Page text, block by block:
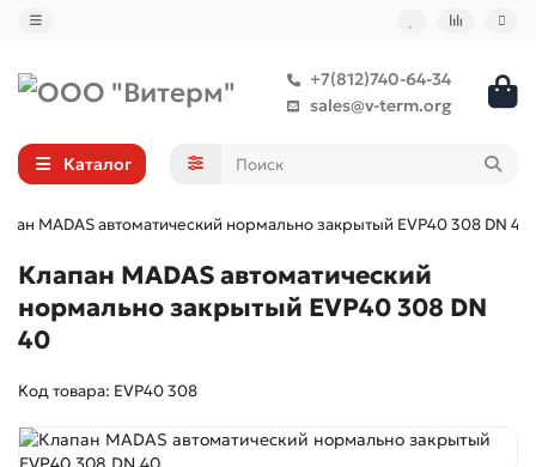
+7(812)740-64-34
sales@v-term.org
Каталог
MADAS автоматический нормально закрытый EVP40 308 DN 40
Клапан MADAS автоматический
нормально закрытый EVP40 308 DN
40
Код товара: EVP40 308